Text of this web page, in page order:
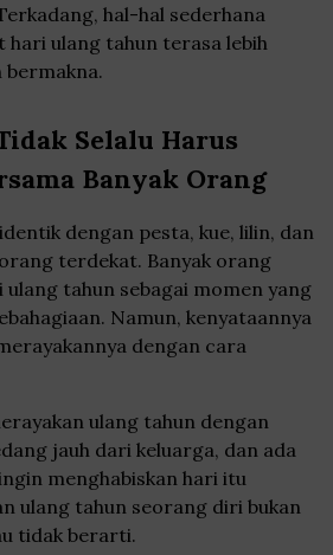
hal-hal sederhana
hari ulang tahun terasa lebih
bermakna.
Selalu Harus
Banyak Orang
dengan pesta, kue, lilin, dan
terdekat. Banyak orang
ulang tahun sebagai momen yang
Namun, kenyataannya
dengan cara
ulang tahun dengan
jauh dari keluarga, dan ada
menghabiskan hari itu
ulang tahun seorang diri bukan
tidak berarti.